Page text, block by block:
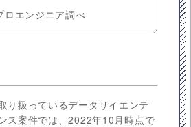
ロエンジニア調べ
り扱っているデータサイエンテ
ス案件では、2022年10月時点で